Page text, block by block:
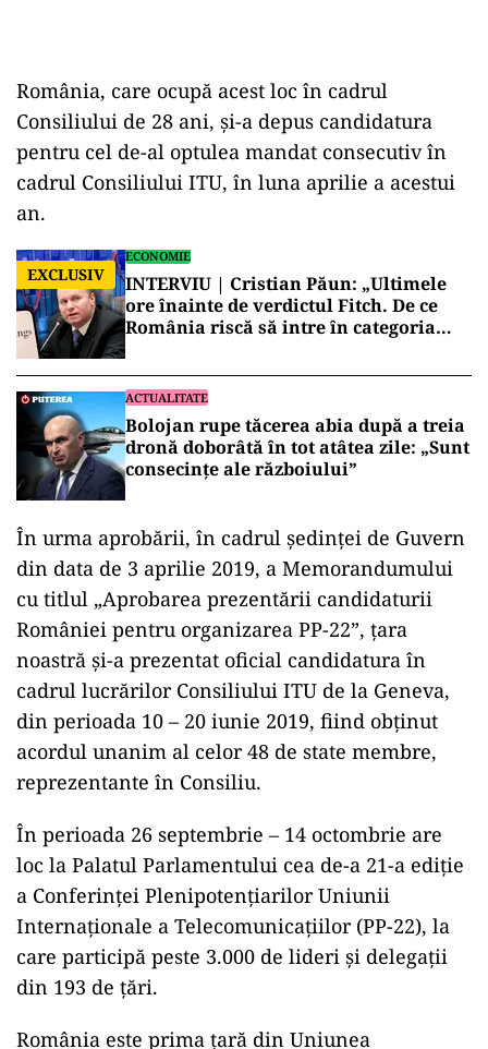
România, care ocupă acest loc în cadrul
Consiliului de 28 ani, şi-a depus candidatura
pentru cel de-al optulea mandat consecutiv în
cadrul Consiliului ITU, în luna aprilie a acestui
an.
EXCLUSIV
ECONOMIE
INTERVIU | Cristian Păun: „Ultimele
ore înainte de verdictul Fitch. De ce
România riscă să intre în categoria
ACTUALITATE
Bolojan rupe tăcerea abia după a treia
dronă doborâtă în tot atâtea zile: „Sunt
consecințe ale războiului”
În urma aprobării, în cadrul şedinţei de Guvern
din data de 3 aprilie 2019, a Memorandumului
cu titlul „Aprobarea prezentării candidaturii
României pentru organizarea PP-22”, ţara
noastră şi-a prezentat oficial candidatura în
cadrul lucrărilor Consiliului ITU de la Geneva,
din perioada 10 – 20 iunie 2019, fiind obţinut
acordul unanim al celor 48 de state membre,
reprezentante în Consiliu.
În perioada 26 septembrie – 14 octombrie are
loc la Palatul Parlamentului cea de-a 21-a ediţie
a Conferinţei Plenipotenţiarilor Uniunii
Internaţionale a Telecomunicaţiilor (PP-22), la
care participă peste 3.000 de lideri şi delegaţii
din 193 de ţări.
România este prima ţară din Uniunea